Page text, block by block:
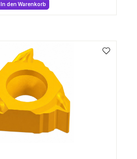
In den Warenkorb